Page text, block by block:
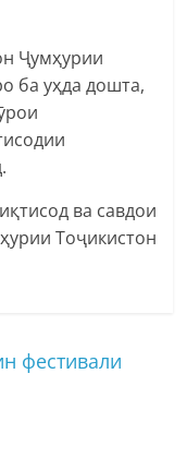
Ҷумҳурии
ба уҳда дошта,
ва савдои
Тоҷикистон
фестивали